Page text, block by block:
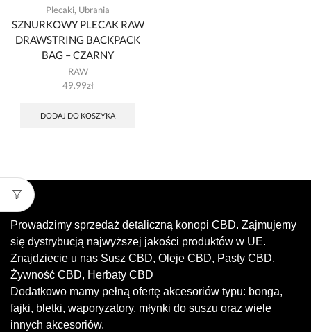
Plecaki, Ubrania
SZNURKOWY PLECAK RAW
DRAWSTRING BACKPACK
BAG – CZARNY
RAW
49.99zł
DODAJ DO KOSZYKA
Prowadzimy sprzedaż detaliczną konopi CBD. Zajmujemy
się dystrybucją najwyższej jakości produktów w UE.
Znajdziecie u nas Susz CBD, Oleje CBD, Pasty CBD,
Żywność CBD, Herbaty CBD
Dodatkowo mamy pełną ofertę akcesoriów typu: bonga,
fajki, bletki, waporyzatory, młynki do suszu oraz wiele
innych akcesoriów.